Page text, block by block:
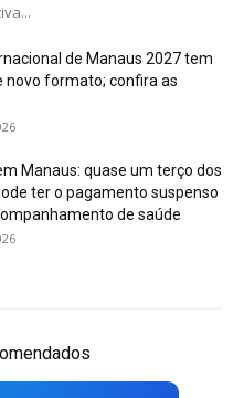
de Manaus 2027 tem
novo formato; confira as
Manaus: quase um terço dos
ter o pagamento suspenso
de saúde